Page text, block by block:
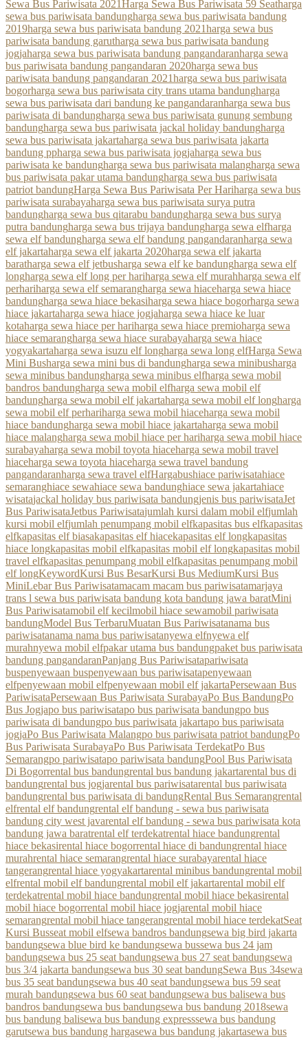
Sewa Bus Pariwisata 2021Harga Sewa Bus Pariwisata 59 Seatharga
sewa bus pariwisata bandungharga sewa bus pariwisata bandung
2019harga sewa bus pariwisata bandung 2021harga sewa bus
pariwisata bandung garutharga sewa bus pariwisata bandung
jogjaharga sewa bus pariwisata bandung pangandaranharga sewa
bus pariwisata bandung pangandaran 2020harga sewa bus
pariwisata bandung pangandaran 2021harga sewa bus pariwisata
bogorharga sewa bus pariwisata city trans utama bandungharga
sewa bus pariwisata dari bandung ke pangandaranharga sewa bus
pariwisata di bandungharga sewa bus pariwisata gunung sembung
bandungharga sewa bus pariwisata jackal holiday bandungharga
sewa bus pariwisata jakartaharga sewa bus pariwisata jakarta
bandung ppharga sewa bus pariwisata jogjaharga sewa bus
pariwisata ke bandungharga sewa bus pariwisata malangharga sewa
bus pariwisata pakar utama bandungharga sewa bus pariwisata
patriot bandungHarga Sewa Bus Pariwisata Per Hariharga sewa bus
pariwisata surabayaharga sewa bus pariwisata surya putra
bandungharga sewa bus qitarabu bandungharga sewa bus surya
putra bandungharga sewa bus trijaya bandungharga sewa elfharga
sewa elf bandungharga sewa elf bandung pangandaranharga sewa
elf jakartaharga sewa elf jakarta 2020harga sewa elf jakarta
baratharga sewa elf jetbusharga sewa elf ke bandungharga sewa elf
longharga sewa elf long per hariharga sewa elf murahharga sewa elf
perhariharga sewa elf semarangharga sewa hiaceharga sewa hiace
bandungharga sewa hiace bekasiharga sewa hiace bogorharga sewa
hiace jakartaharga sewa hiace jogjaharga sewa hiace ke luar
kotaharga sewa hiace per hariharga sewa hiace premioharga sewa
hiace semarangharga sewa hiace surabayaharga sewa hiace
yogyakartaharga sewa isuzu elf longharga sewa long elfHarga Sewa
Mini Busharga sewa mini bus di bandungharga sewa minibusharga
sewa minibus bandungharga sewa minibus elfharga sewa mobil
bandros bandungharga sewa mobil elfharga sewa mobil elf
bandungharga sewa mobil elf jakartaharga sewa mobil elf longharga
sewa mobil elf perhariharga sewa mobil hiaceharga sewa mobil
hiace bandungharga sewa mobil hiace jakartaharga sewa mobil
hiace malangharga sewa mobil hiace per hariharga sewa mobil hiace
surabayaharga sewa mobil toyota hiaceharga sewa mobil travel
hiaceharga sewa toyota hiaceharga sewa travel bandung
pangandaranharga sewa travel elfHargabushiace pariwisatahiace
semaranghiace sewahiace sewa bandunghiace sewa jakartahiace
wisatajackal holiday bus pariwisata bandungjenis bus pariwisataJet
Bus PariwisataJetbus Pariwisatajumlah kursi dalam mobil elfjumlah
kursi mobil elfjumlah penumpang mobil elfkapasitas bus elfkapasitas
elfkapasitas elf biasakapasitas elf hiacekapasitas elf longkapasitas
hiace longkapasitas mobil elfkapasitas mobil elf longkapasitas mobil
travel elfkapasitas penumpang mobil elfkapasitas penumpang mobil
elf longKeywordKursi Bus BesarKursi Bus MediumKursi Bus
MiniLebar Bus Pariwisatamacam macam bus pariwisatamarjaya
trans l sewa bus pariwisata bandung kota bandung jawa baratMini
Bus Pariwisatamobil elf kecilmobil hiace sewamobil pariwisata
bandungModel Bus TerbaruMuatan Bus Pariwisatanama bus
pariwisatanama nama bus pariwisatanyewa elfnyewa elf
murahnyewa mobil elfpakar utama bus bandungpaket bus pariwisata
bandung pangandaranPanjang Bus Pariwisatapariwisata
buspenyewaan buspenyewaan bus pariwisatapenyewaan
elfpenyewaan mobil elfpenyewaan mobil elf jakartaPersewaan Bus
PariwisataPersewaan Bus Pariwisata SurabayaPo Bus BandungPo
Bus Jogjapo bus pariwisatapo bus pariwisata bandungpo bus
pariwisata di bandungpo bus pariwisata jakartapo bus pariwisata
jogjaPo Bus Pariwisata Malangpo bus pariwisata patriot bandungPo
Bus Pariwisata SurabayaPo Bus Pariwisata TerdekatPo Bus
Semarangpo pariwisatapo pariwisata bandungPool Bus Pariwisata
Di Bogorrental bus bandungrental bus bandung jakartarental bus di
bandungrental bus jogjarental bus pariwisatarental bus pariwisata
bandungrental bus pariwisata di bandungRental Bus Semarangrental
elfrental elf bandungrental elf bandung - sewa bus pariwisata
bandung city west javarental elf bandung - sewa bus pariwisata kota
bandung jawa baratrental elf terdekatrental hiace bandungrental
hiace bekasirental hiace bogorrental hiace di bandungrental hiace
murahrental hiace semarangrental hiace surabayarental hiace
tangerangrental hiace yogyakartarental minibus bandungrental mobil
elfrental mobil elf bandungrental mobil elf jakartarental mobil elf
terdekatrental mobil hiace bandungrental mobil hiace bekasirental
mobil hiace bogorrental mobil hiace jogjarental mobil hiace
semarangrental mobil hiace tangerangrental mobil hiace terdekatSeat
Kursi Busseat mobil elfsewa bandros bandungsewa big bird jakarta
bandungsewa blue bird ke bandungsewa bussewa bus 24 jam
bandungsewa bus 25 seat bandungsewa bus 27 seat bandungsewa
bus 3/4 jakarta bandungsewa bus 30 seat bandungSewa Bus 34sewa
bus 35 seat bandungsewa bus 40 seat bandungsewa bus 59 seat
murah bandungsewa bus 60 seat bandungsewa bus balisewa bus
bandros bandungsewa bus bandungsewa bus bandung 2018sewa
bus bandung balisewa bus bandung expresssewa bus bandung
garutsewa bus bandung hargasewa bus bandung jakartasewa bus